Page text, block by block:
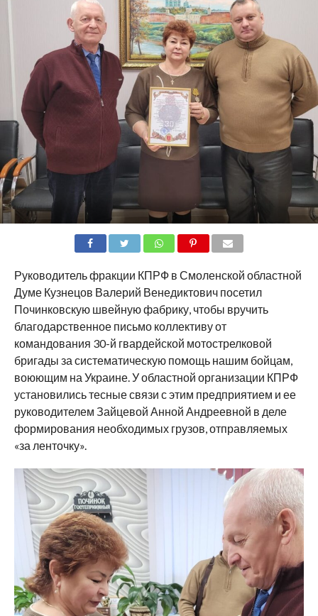
Руководитель фракции КПРФ в Смоленской областной
Думе Кузнецов Валерий Венедиктович посетил
Починковскую швейную фабрику, чтобы вручить
благодарственное письмо коллективу от
командования 30-й гвардейской мотострелковой
бригады за систематическую помощь нашим бойцам,
воюющим на Украине. У областной организации КПРФ
установились тесные связи с этим предприятием и ее
руководителем Зайцевой Анной Андреевной в деле
формирования необходимых грузов, отправляемых
«за ленточку».